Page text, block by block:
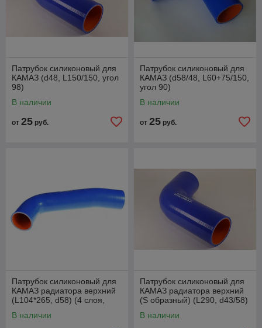
Патрубок силиконовый для
КАМАЗ (d48, L150/150, угол
98)
В наличии
от 25 руб.
Патрубок силиконовый для
КАМАЗ (d58/48, L60+75/150,
угол 90)
В наличии
от 25 руб.
Патрубок силиконовый для
КАМАЗ радиатора верхний
(L104*265, d58) (4 слоя,
В наличии
Патрубок силиконовый для
КАМАЗ радиатора верхний
(S образный) (L290, d43/58)
В наличии